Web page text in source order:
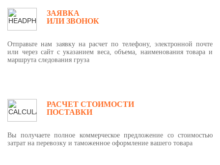
ЗАЯВКА
ИЛИ ЗВОНОК
Отправьте нам заявку на расчет по телефону, электронной почте
или через сайт с указанием веса, объема, наименования товара и
маршрута следования груза
РАСЧЕТ СТОИМОСТИ
ПОСТАВКИ
Вы получаете полное коммерческое предложение со стоимостью
затрат на перевозку и таможенное оформление вашего товара